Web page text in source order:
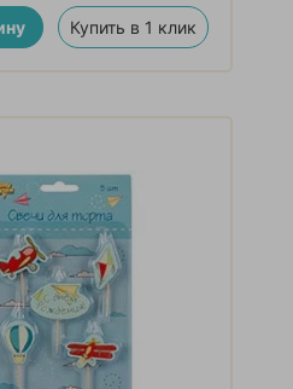
Купить в 1 клик